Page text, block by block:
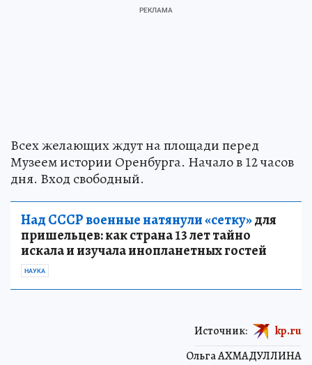
Всех желающих ждут на площади перед
Музеем истории Оренбурга. Начало в 12 часов
дня. Вход свободный.
Над СССР военные натянули «сетку»для
пришельцев: как страна 13 лет тайно
искала и изучала инопланетных гостей
НАУКА
Ольга АХМАДУЛЛИНА
Источник: kp.ru